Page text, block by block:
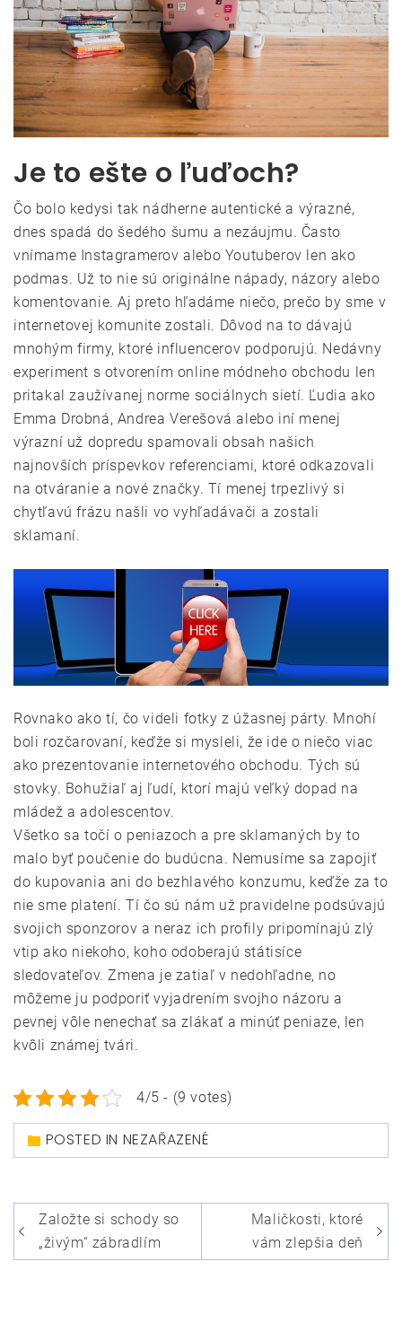
Je to ešte o ľuďoch?
Čo bolo kedysi tak nádherne autentické a výrazné,
dnes spadá do šedého šumu a nezáujmu. Často
vnímame Instagramerov alebo Youtuberov len ako
podmas. Už to nie sú originálne nápady, názory alebo
komentovanie. Aj preto hľadáme niečo, prečo by sme v
internetovej komunite zostali. Dôvod na to dávajú
mnohým firmy, ktoré influencerov podporujú. Nedávny
experiment s otvorením online módneho obchodu len
pritakal zaužívanej norme sociálnych sietí. Ľudia ako
Emma Drobná, Andrea Verešová alebo iní menej
výrazní už dopredu spamovali obsah našich
najnovších príspevkov referenciami, ktoré odkazovali
na otváranie a nové značky. Tí menej trpezlivý si
chytľavú frázu našli vo vyhľadávači a zostali
sklamaní.
Rovnako ako tí, čo videli fotky z úžasnej párty. Mnohí
boli rozčarovaní, keďže si mysleli, že ide o niečo viac
ako prezentovanie internetového obchodu. Tých sú
stovky. Bohužiaľ aj ľudí, ktorí majú veľký dopad na
mládež a adolescentov.
Všetko sa točí o peniazoch a pre sklamaných by to
malo byť poučenie do budúcna. Nemusíme sa zapojiť
do kupovania ani do bezhlavého konzumu, keďže za to
nie sme platení. Tí čo sú nám už pravidelne podsúvajú
svojich sponzorov a neraz ich profily pripomínajú zlý
vtip ako niekoho, koho odoberajú státisíce
sledovateľov. Zmena je zatiaľ v nedohľadne, no
môžeme ju podporiť vyjadrením svojho názoru a
pevnej vôle nenechať sa zlákať a minúť peniaze, len
kvôli známej tvári.
4/5 - (9 votes)
POSTED IN NEZAŘAZENÉ
Navigace
pro
Založte si schody so
„živým“ zábradlím
Maličkosti, ktoré
vám zlepšia deň